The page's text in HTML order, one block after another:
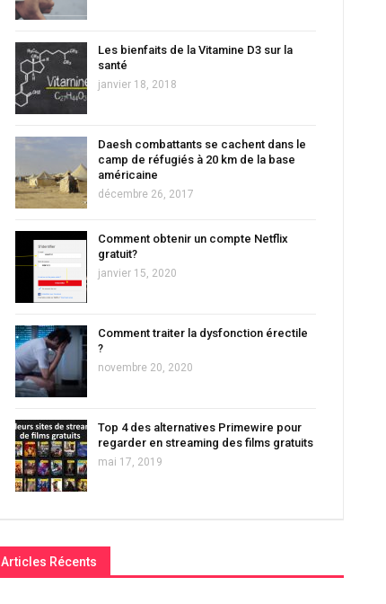
Les bienfaits de la Vitamine D3 sur la
santé
janvier 18, 2018
Daesh combattants se cachent dans le
camp de réfugiés à 20 km de la base
américaine
décembre 26, 2017
Comment obtenir un compte Netflix
gratuit?
janvier 15, 2020
Comment traiter la dysfonction érectile
?
novembre 20, 2020
Top 4 des alternatives Primewire pour
regarder en streaming des films gratuits
mai 17, 2019
Articles Récents